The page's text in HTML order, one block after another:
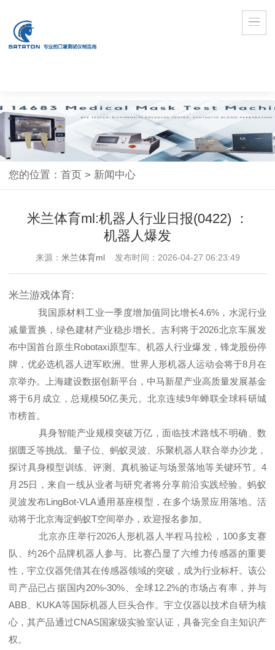
您的位置： 首页 > 新闻中心
米兰体育ml:机器人行业日报(0422) ：
机器人爆发
来源： 米兰体育ml发布时间：2026-04-27 06:23:49
米兰游戏体育:
我国原材料工业一季度增加值同比增长4.6%，水泥行业
减量置换，绿色建材产业稳步增长。吉利将于2026北京车展发
布中国首台原生Robotaxi原型车。机器人行业爆发，锋龙股份停
牌，优必选机器人进军欧洲。世界人形机器人运动会将于8月在
京举办。上海建设数据创新平台，中马新星产业高质量发展基金
将于6月成立，总规模50亿美元。北京连续9年蝉联全球科研城
市榜首。
具身智能产业规模突破万亿，面临技术路线不明确、数
据匮乏等挑战。量子位、蚂蚁灵波、乐聚机器人联合举办沙龙，
探讨具身模型训练、评测、真机验证与场景落地等关键环节。4
月25日，来自一线从业者与研究者将分享前沿实践经验。蚂蚁
灵波发布LingBot-VLA通用基座模型，在多个场景应用落地。活
动将于北京海淀蚂蚁T空间举办，欢迎报名参加。
北京亦庄举行2026人形机器人半程马拉松，100多支赛
队、约26个品牌机器人参与。比赛凸显了六维力传感器的重要
性，宇立仪器凭借其在传感器领域的突破，成为行业标杆。该公
司产品已占据国内20%-30%、全球12.2%的市场占有率，并与
ABB、KUKA等国际机器人巨头合作。宇立仪器以技术自研为核
心，其产品通过CNAS国家级实验室认证，具备完全自主知识产
权。